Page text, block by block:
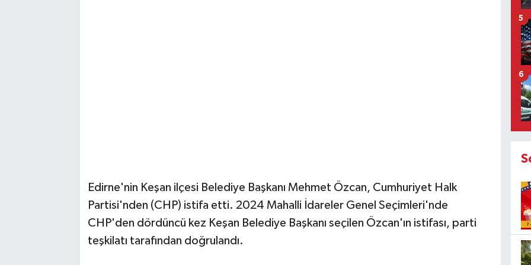
Edirne'nin Keşan ilçesi Belediye Başkanı Mehmet Özcan, Cumhuriyet Halk
Partisi'nden (CHP) istifa etti. 2024 Mahalli İdareler Genel Seçimleri'nde
CHP'den dördüncü kez Keşan Belediye Başkanı seçilen Özcan'ın istifası, parti
teşkilatı tarafından doğrulandı.
5
6
Sonsöz Özel